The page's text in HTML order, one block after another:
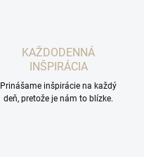
KAŽDODENNÁ
INŠPIRÁCIA
Prinášame inšpirácie na každý
deň, pretože je nám to blízke.